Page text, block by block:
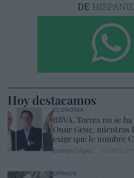
Hoy destacamos
ECONOMÍA
BBVA. Torres no se
Onur Genç, mientras
exige que le nombre
OPINIÓN